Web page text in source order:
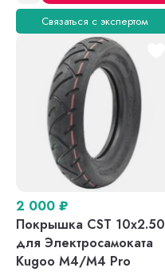
Связаться с экспертом
2 000 ₽
Покрышка CST 10x2.50
для Электросамоката
Kugoo M4/M4 Pro